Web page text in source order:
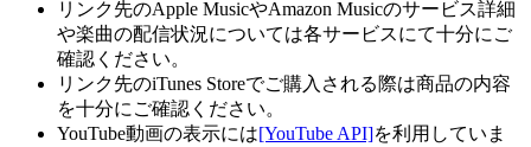
リンク先のApple MusicやAmazon Musicのサービス詳細
や楽曲の配信状況については各サービスにて十分にご
確認ください。
リンク先のiTunes Storeでご購入される際は商品の内容
を十分にご確認ください。
YouTube動画の表示には[YouTube API]を利用していま